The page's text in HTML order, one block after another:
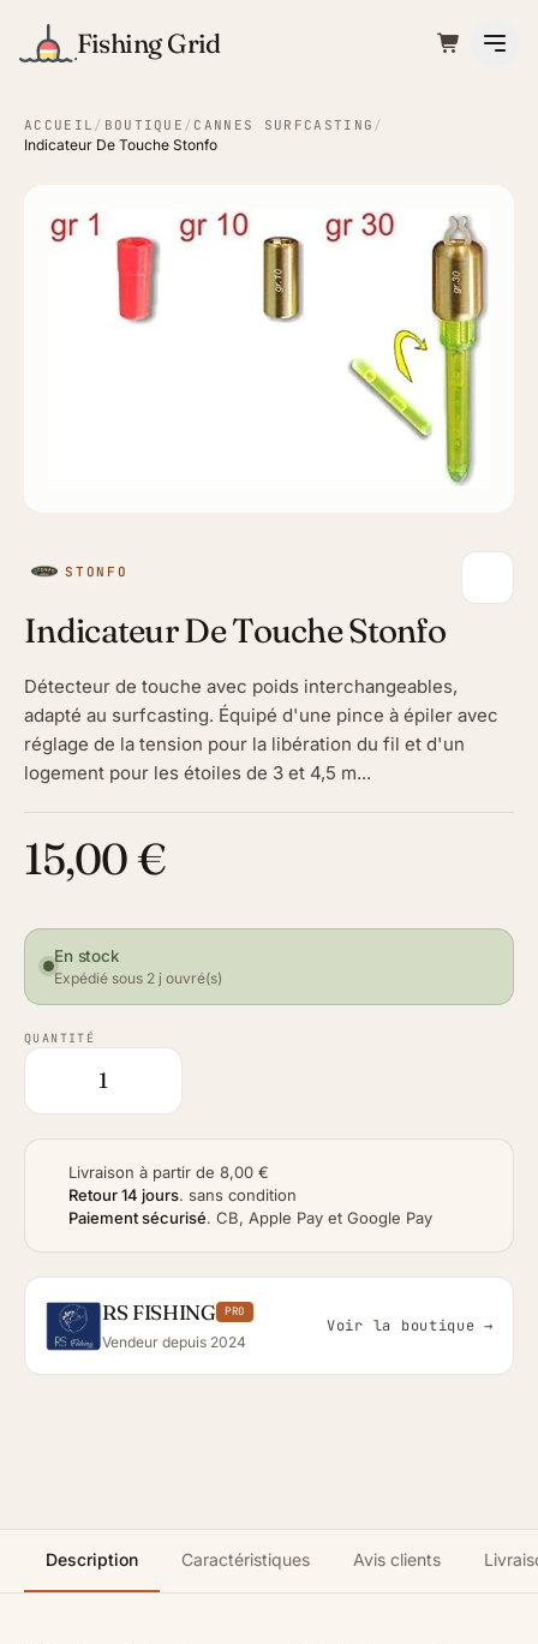
Fishing Grid
ACCUEIL / BOUTIQUE / CANNES SURFCASTING /
Indicateur De Touche Stonfo
STONFO
Indicateur De Touche Stonfo
Détecteur de touche avec poids interchangeables,
adapté au surfcasting. Équipé d'une pince à épiler avec
réglage de la tension pour la libération du fil et d'un
logement pour les étoiles de 3 et 4,5 m...
15,00 €
En stock
Expédié sous 2 j ouvré(s)
QUANTITÉ
Livraison à partir de 8,00 €
Retour 14 jours. sans condition
Paiement sécurisé. CB, Apple Pay et Google Pay
RS FISHING PRO
Vendeur depuis 2024
Voir la boutique →
Description Caractéristiques Avis clients